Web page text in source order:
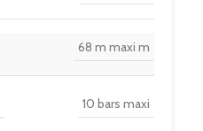
68 m maxi m
10 bars maxi